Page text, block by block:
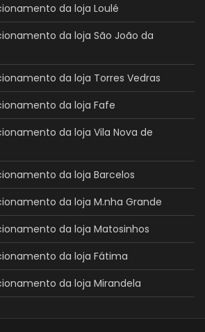
da loja Loulé
da loja São João da
da loja Torres Vedras
da loja Fafe
da loja Vila Nova de
da loja Barcelos
da loja M.nha Grande
da loja Matosinhos
da loja Fátima
da loja Mirandela